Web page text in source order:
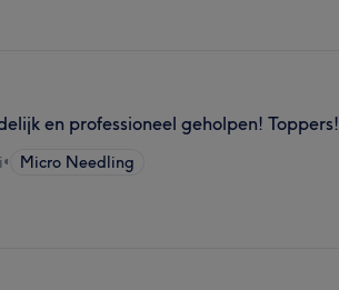
en professioneel geholpen! Toppers!
• Micro Needling